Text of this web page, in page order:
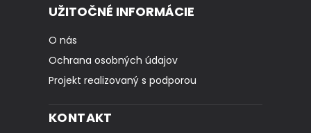
UŽITOČNÉ INFORMÁCIE
O nás
Ochrana osobných údajov
Projekt realizovaný s podporou
KONTAKT